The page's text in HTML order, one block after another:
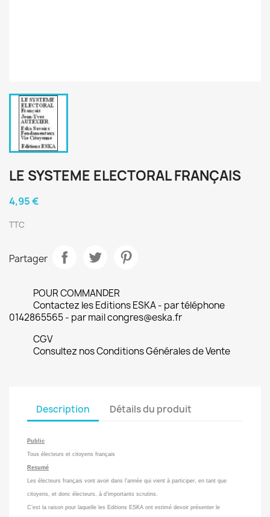
LE SYSTEME ELECTORAL FRANÇAIS
4,95 €
TTC
Partager
POUR COMMANDER
Contactez les Editions ESKA - par téléphone
0142865565 - par mail congres@eska.fr
CGV
Consultez nos Conditions Générales de Vente
Description Détails du produit
Public
Tous électeurs et citoyens français
Resumé
Les électeurs français vont avoir dans l’année qui vient à participer, en tant que
citoyens, et donc électeurs, à d’importants scrutins.
C’est la raison pour laquelle les Editions ESKA ont estimé devoir présenter le